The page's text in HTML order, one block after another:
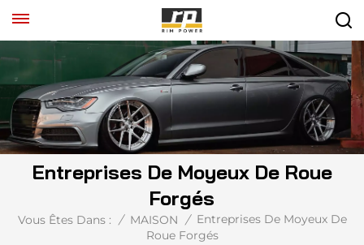
Entreprises De Moyeux De Roue
Forgés
Vous Êtes Dans : / MAISON / Entreprises De Moyeux De
Roue Forgés